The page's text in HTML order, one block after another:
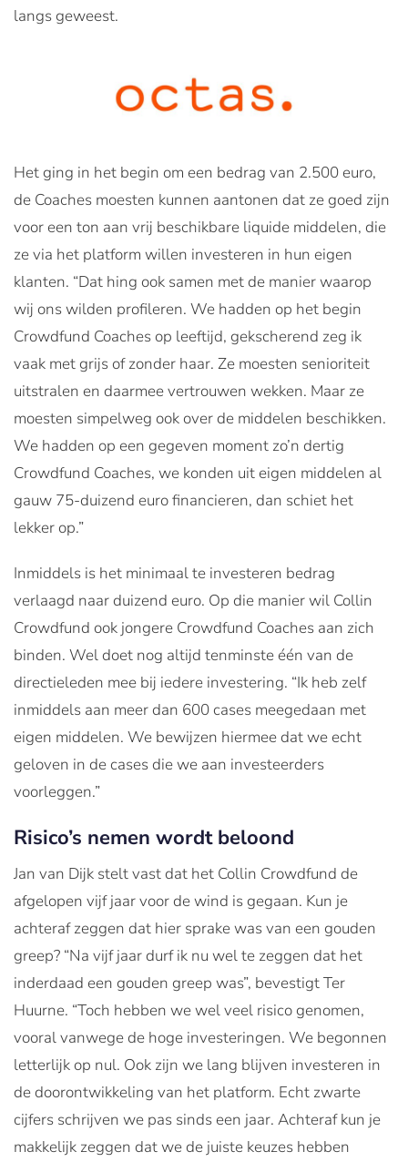
langs geweest.
Het ging in het begin om een bedrag van 2.500 euro,
de Coaches moesten kunnen aantonen dat ze goed zijn
voor een ton aan vrij beschikbare liquide middelen, die
ze via het platform willen investeren in hun eigen
klanten. “Dat hing ook samen met de manier waarop
wij ons wilden profileren. We hadden op het begin
Crowdfund Coaches op leeftijd, gekscherend zeg ik
vaak met grijs of zonder haar. Ze moesten senioriteit
uitstralen en daarmee vertrouwen wekken. Maar ze
moesten simpelweg ook over de middelen beschikken.
We hadden op een gegeven moment zo’n dertig
Crowdfund Coaches, we konden uit eigen middelen al
gauw 75-duizend euro financieren, dan schiet het
lekker op.”
Inmiddels is het minimaal te investeren bedrag
verlaagd naar duizend euro. Op die manier wil Collin
Crowdfund ook jongere Crowdfund Coaches aan zich
binden. Wel doet nog altijd tenminste één van de
directieleden mee bij iedere investering. “Ik heb zelf
inmiddels aan meer dan 600 cases meegedaan met
eigen middelen. We bewijzen hiermee dat we echt
geloven in de cases die we aan investeerders
voorleggen.”
Risico’s nemen wordt beloond
Jan van Dijk stelt vast dat het Collin Crowdfund de
afgelopen vijf jaar voor de wind is gegaan. Kun je
achteraf zeggen dat hier sprake was van een gouden
greep? “Na vijf jaar durf ik nu wel te zeggen dat het
inderdaad een gouden greep was”, bevestigt Ter
Huurne. “Toch hebben we wel veel risico genomen,
vooral vanwege de hoge investeringen. We begonnen
letterlijk op nul. Ook zijn we lang blijven investeren in
de doorontwikkeling van het platform. Echt zwarte
cijfers schrijven we pas sinds een jaar. Achteraf kun je
makkelijk zeggen dat we de juiste keuzes hebben